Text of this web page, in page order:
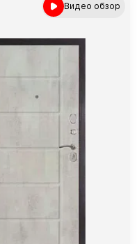
Видео обзор